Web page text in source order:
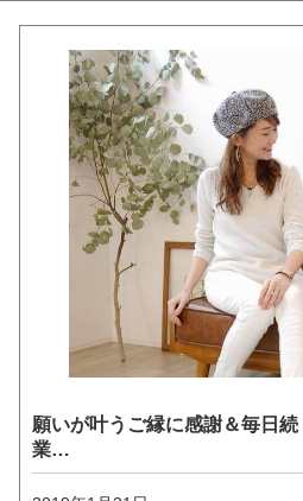
願いが叶うご縁に感謝＆毎日
業…